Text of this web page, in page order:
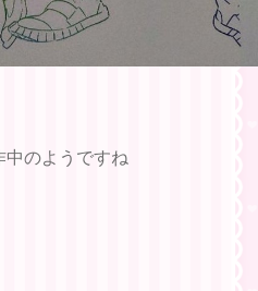
中のようですね